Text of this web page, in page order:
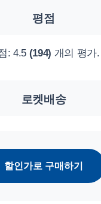
평점
: 4.5 (194) 개의 평가.
로켓배송
할인가로 구매하기